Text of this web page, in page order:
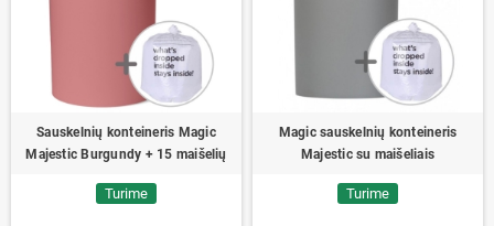
Sauskelnių konteineris Magic
Majestic Burgundy + 15 maišelių
Turime
Magic sauskelnių konteineris
Majestic su maišeliais
Turime